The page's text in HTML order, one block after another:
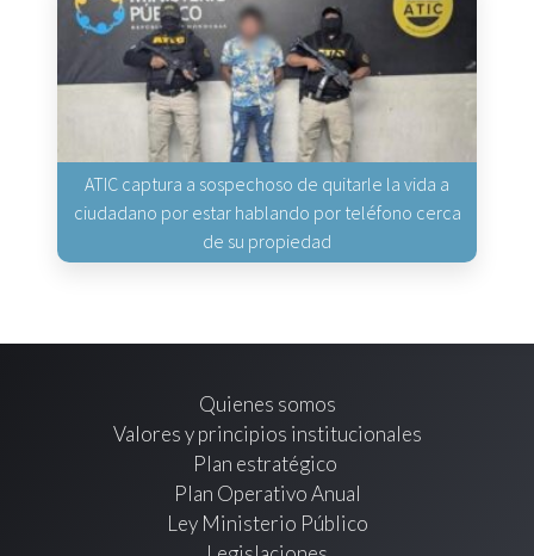
ATIC captura a sospechoso de quitarle la vida a
ciudadano por estar hablando por teléfono cerca
de su propiedad
Quienes somos
Valores y principios institucionales
Plan estratégico
Plan Operativo Anual
Ley Ministerio Público